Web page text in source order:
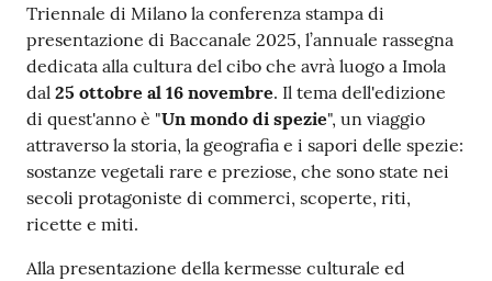
Triennale di Milano la conferenza stampa di
presentazione di Baccanale 2025, l’annuale rassegna
dedicata alla cultura del cibo che avrà luogo a Imola
dal 25 ottobre al 16 novembre. Il tema dell'edizione
di quest'anno è "Un mondo di spezie", un viaggio
attraverso la storia, la geografia e i sapori delle spezie:
sostanze vegetali rare e preziose, che sono state nei
secoli protagoniste di commerci, scoperte, riti,
ricette e miti.
Alla presentazione della kermesse culturale ed